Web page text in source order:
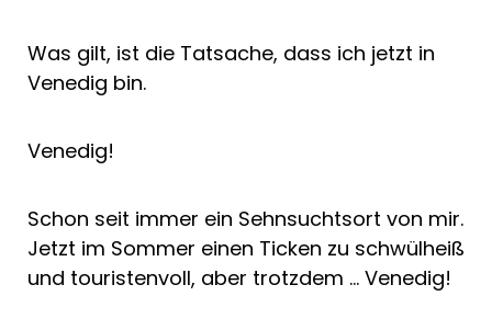
Was gilt, ist die Tatsache, dass ich jetzt in
Venedig bin.
Venedig!
Schon seit immer ein Sehnsuchtsort von mir.
Jetzt im Sommer einen Ticken zu schwülheiß
und touristenvoll, aber trotzdem … Venedig!